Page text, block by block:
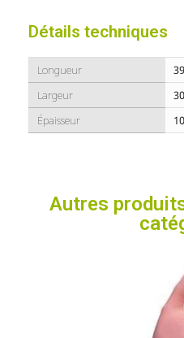
Détails techniques
Longueur
Largeur
Épaisseur
Autres